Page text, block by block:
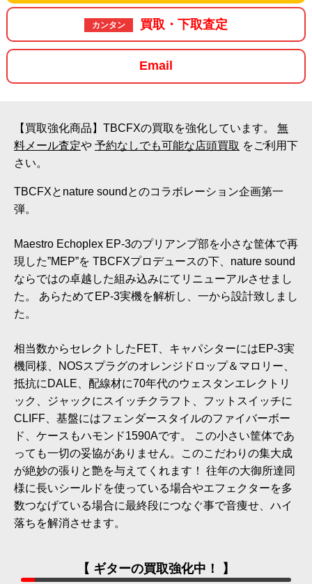
カンタン 買取・下取査定
Email
【買取強化商品】TBCFXの買取を強化しています。 無
料メール査定や 予約なしでも可能な店頭買取 をご利用下
さい。
TBCFXとnature soundとのコラボレーション企画第一
弾。
Maestro Echoplex EP-3のプリアンプ部を小さな筐体で再
現した”MEP”を TBCFXプロデュースの下、nature sound
ならではの卓越した組み込みにてリニューアルさせまし
た。 あらためてEP-3実機を解析し、一から設計致しまし
た。
相当数からセレクトしたFET、キャパシターにはEP-3実
機同様、NOSスプラグのオレンジドロップ＆マロリー、
抵抗にDALE、配線材に70年代のウェスタンエレクトリ
ック、ジャックにスイッチクラフト、フットスイッチに
CLIFF、基盤にはフェンダースタイルのファイバーボー
ド、ケースもハモンド1590Aです。 この小さい筐体であ
っても一切の妥協がありません。このこだわりの集大成
が絶妙の張りと艶を与えてくれます！ 往年の大御所達同
様に長いシールドを使っている場合やエフェクターを多
数つなげている場合に最終段につなぐ事で音痩せ、ハイ
落ちを解消させます。
【 ギターの買取強化中！ 】